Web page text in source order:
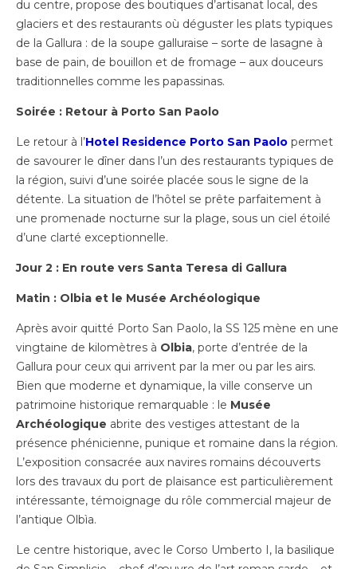
du centre, propose des boutiques d’artisanat local, des
glaciers et des restaurants où déguster les plats typiques
de la Gallura : de la soupe galluraise – sorte de lasagne à
base de pain, de bouillon et de fromage – aux douceurs
traditionnelles comme les papassinas.
Soirée : Retour à Porto San Paolo
Le retour à l’Hotel Residence Porto San Paolo permet
de savourer le dîner dans l’un des restaurants typiques de
la région, suivi d’une soirée placée sous le signe de la
détente. La situation de l’hôtel se prête parfaitement à
une promenade nocturne sur la plage, sous un ciel étoilé
d’une clarté exceptionnelle.
Jour 2 : En route vers Santa Teresa di Gallura
Matin : Olbia et le Musée Archéologique
Après avoir quitté Porto San Paolo, la SS 125 mène en une
vingtaine de kilomètres à Olbia, porte d’entrée de la
Gallura pour ceux qui arrivent par la mer ou par les airs.
Bien que moderne et dynamique, la ville conserve un
patrimoine historique remarquable : le Musée
Archéologique abrite des vestiges attestant de la
présence phénicienne, punique et romaine dans la région.
L’exposition consacrée aux navires romains découverts
lors des travaux du port de plaisance est particulièrement
intéressante, témoignage du rôle commercial majeur de
l’antique Olbìa.
Le centre historique, avec le Corso Umberto I, la basilique